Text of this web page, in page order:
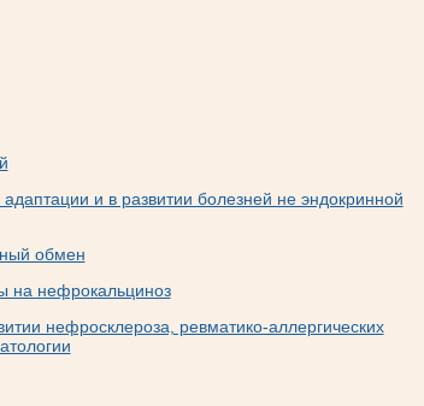
и в развитии болезней не эндокринной
обмен
на нефрокальциноз
нефросклероза, ревматико-аллергических